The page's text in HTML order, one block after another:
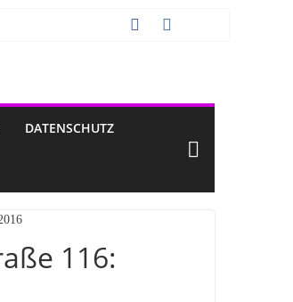
DATENSCHUTZ
116: